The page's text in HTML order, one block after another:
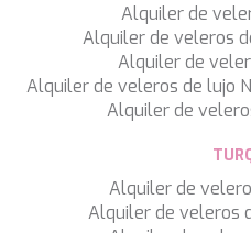
Alquiler de
Alquiler de veleros
Alquiler de
Alquiler de veleros de lujo
Alquiler de
Alquiler de
Alquiler de veleros
Guardar configuración